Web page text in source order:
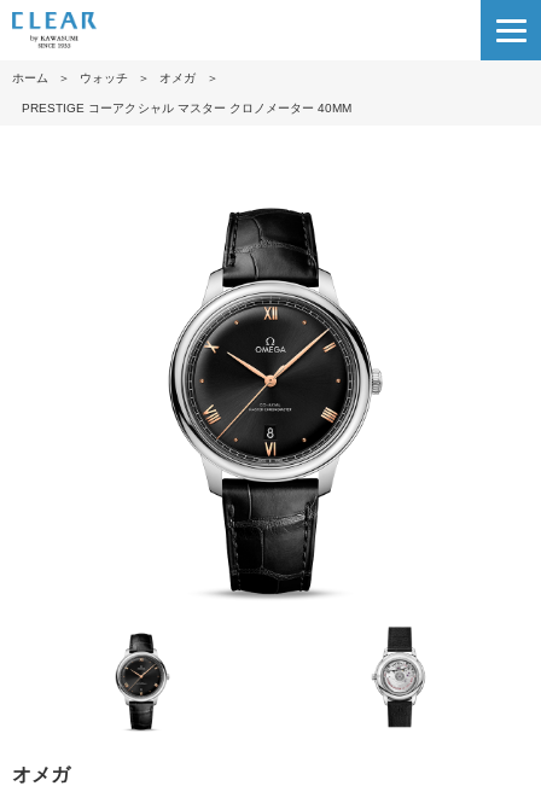
ホーム ＞ ウォッチ ＞ オメガ ＞
PRESTIG E コーアクシャル マスター クロノメーター 40M M
オメガ